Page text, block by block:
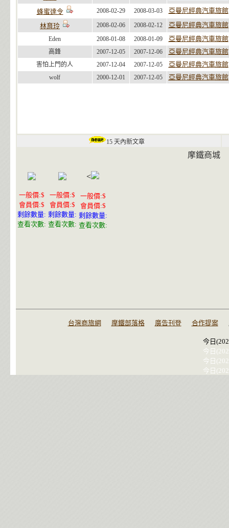
蜂蜜達令
2008-02-29 2008-03-03
亞曼尼經典汽車旅館
林育玲
2008-02-06 2008-02-12 亞曼尼經典汽車旅館
Eden 2008-01-08 2008-01-09 亞曼尼經典汽車旅館
高鋒 2007-12-05 2007-12-06 亞曼尼經典汽車旅館
害怕上門的人 2007-12-04 2007-12-05 亞曼尼經典汽車旅館
wolf 2000-12-01 2007-12-05 亞曼尼經典汽車旅館
15 天內新文章
摩鐵商城
一般價:$
會員價:$
剩餘數量:
查看次數:
一般價:$
會員價:$
剩餘數量:
查看次數:
<
一般價:$
會員價:$
剩餘數量:
查看次數:
台灣商旅網 摩鐵部落格 廣告刊登 合作提案
今日
今日
今日
今日